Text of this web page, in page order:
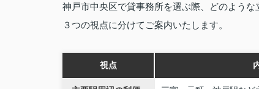
神戸市中央区で貸事務所を選ぶ際、どのよう
３つの視点に分けてご案内いたします。
視点